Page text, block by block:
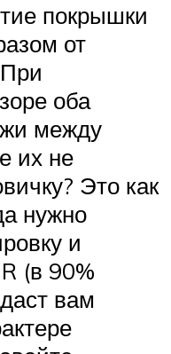
покрышки
от
оба
между
их не
Это как
нужно
и
(в 90%
вам